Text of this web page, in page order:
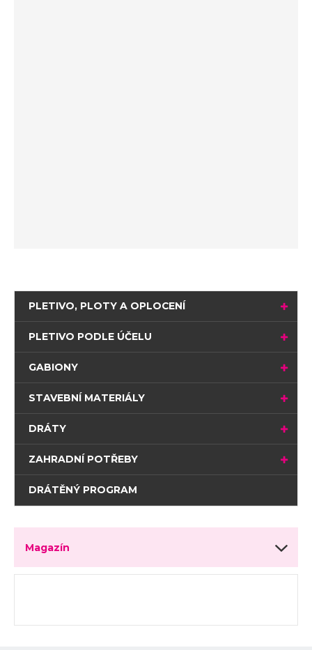
PLETIVO, PLOTY A OPLOCENÍ
PLETIVO PODLE ÚČELU
GABIONY
STAVEBNÍ MATERIÁLY
DRÁTY
ZAHRADNÍ POTŘEBY
DRÁTĚNÝ PROGRAM
Magazín